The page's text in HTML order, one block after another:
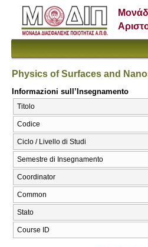
Physics of Surfaces and
Informazioni sull’Insegnamento
Titolo
Codice
Ciclo / Livello di Studi
Semestre di Insegnamento
Coordinator
Common
Stato
Course ID